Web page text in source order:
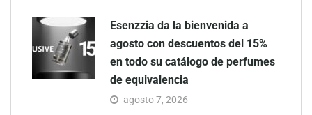
Esenzzia da la bienvenida a
agosto con descuentos del 15%
en todo su catálogo de perfumes
de equivalencia
agosto 7, 2026